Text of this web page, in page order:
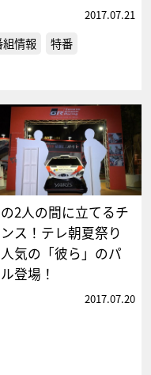
2017.07.21
組情報 特番
2人の間に立てるチ
ス！テレ朝夏祭り
気の「彼ら」のパ
登場！
2017.07.20